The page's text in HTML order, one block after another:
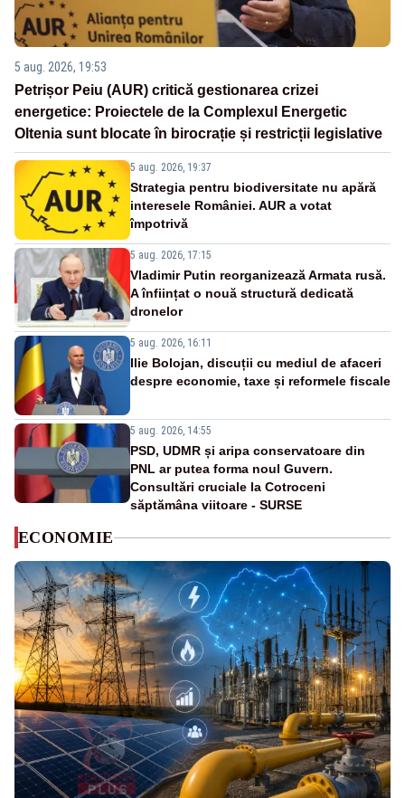
5 aug. 2026, 19:53
Petrișor Peiu (AUR) critică gestionarea crizei
energetice: Proiectele de la Complexul Energetic
Oltenia sunt blocate în birocrație și restricții legislative
5 aug. 2026, 19:37
Strategia pentru biodiversitate nu apără
interesele României. AUR a votat
împotrivă
5 aug. 2026, 17:15
Vladimir Putin reorganizează Armata rusă.
A înființat o nouă structură dedicată
dronelor
5 aug. 2026, 16:11
Ilie Bolojan, discuții cu mediul de afaceri
despre economie, taxe și reformele fiscale
5 aug. 2026, 14:55
PSD, UDMR și aripa conservatoare din
PNL ar putea forma noul Guvern.
Consultări cruciale la Cotroceni
săptămâna viitoare - SURSE
ECONOMIE